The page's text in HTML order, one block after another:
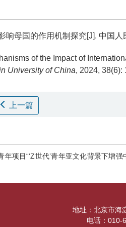
响母国的作用机制探究[J]. 中国
of the Impact of
University of China, 2024, 38(6):
上一篇
项目“‘Z世代’青年亚文化背景下增
地址：北京市
电话：010-